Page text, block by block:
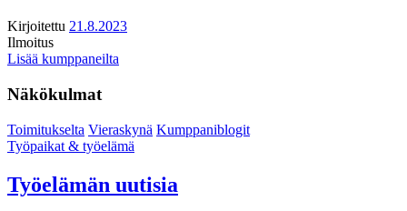
Kirjoitettu 21.8.2023
Ilmoitus
Lisää kumppaneilta
Näkökulmat
Toimitukselta Vieraskynä Kumppaniblogit
Työpaikat & työelämä
Työelämän uutisia